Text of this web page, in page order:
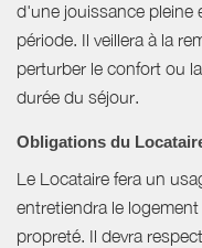
d'une jouissance pleine
période. Il veillera à la
perturber le confort ou
durée du séjour.
Obligations du
Le Locataire fera un
entretiendra le
propreté. Il devra